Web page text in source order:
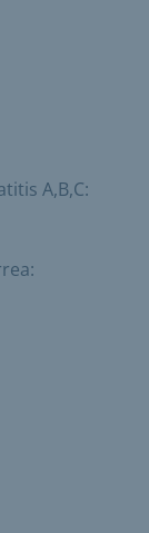
A,B,C: